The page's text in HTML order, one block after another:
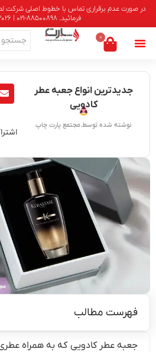
در صورت عدم برقراری تماس با خطوط اصلی شرکت
فرمائید. 88500898-021 | 9542026 - 0903
0
جدیدترین انواع جعبه عطر
کادویی
نوشته شده توسط.مجتمع پارت چاپ
فهرست مطالب
جعبه عطر کادویی که به همراه